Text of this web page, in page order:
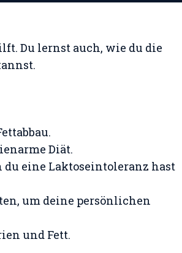
Du lernst auch, wie du die
Diät.
du eine Laktoseintoleranz hast
um deine persönlichen
und Fett.